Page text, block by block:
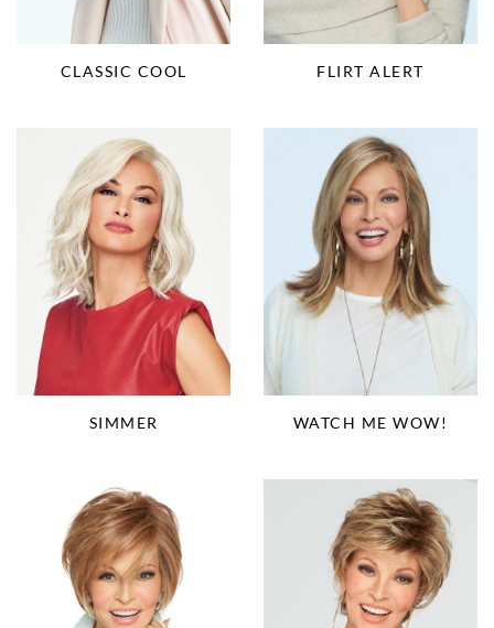
CLASSIC COOL FLIRT ALERT
SIMMER WATCH ME WOW!